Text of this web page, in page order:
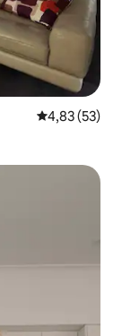
Note
4,83 (53)